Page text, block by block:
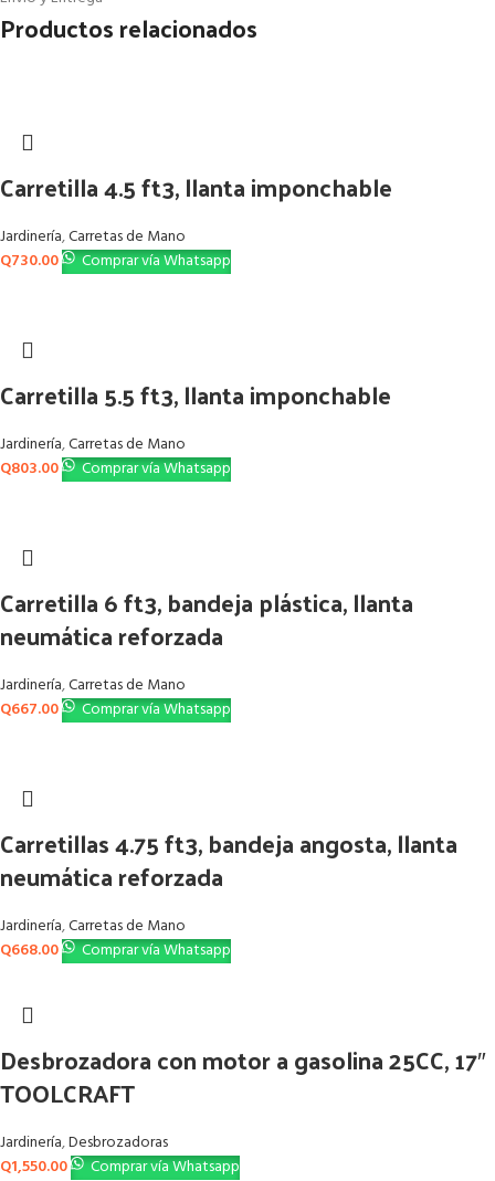
Productos relacionados
Carretilla 4.5 ft3, llanta imponchable
Jardinería,Carretas de Mano
Q730.00 Comprar vía Whatsapp
Carretilla 5.5 ft3, llanta imponchable
Jardinería,Carretas de Mano
Q803.00 Comprar vía Whatsapp
Carretilla 6 ft3, bandeja plástica, llanta
neumática reforzada
Jardinería,Carretas de Mano
Q667.00 Comprar vía Whatsapp
Carretillas 4.75 ft3, bandeja angosta, llanta
neumática reforzada
Jardinería,Carretas de Mano
Q668.00 Comprar vía Whatsapp
Desbrozadora con motor a gasolina 25CC, 17″
TOOLCRAFT
Jardinería,Desbrozadoras
Q1,550.00 Comprar vía Whatsapp